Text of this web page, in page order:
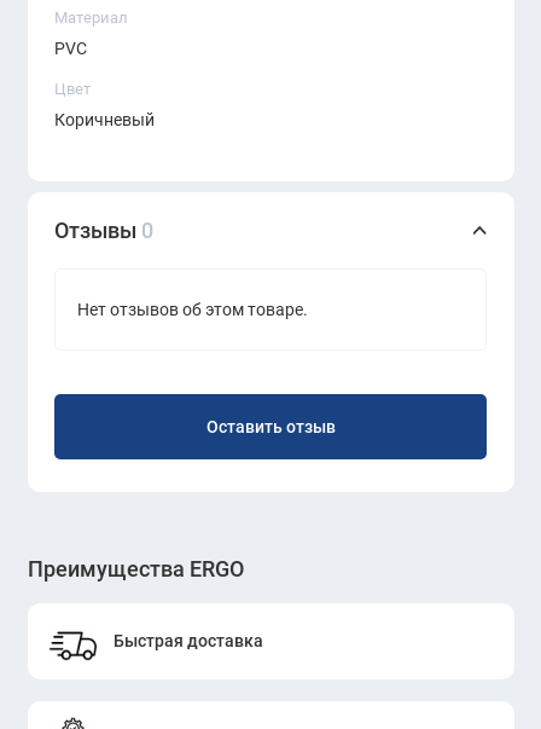
Материал
PVC
Цвет
Коричневый
Отзывы 0
Нет отзывов об этом товаре.
Оставить отзыв
Преимущества ERGO
Быстрая доставка